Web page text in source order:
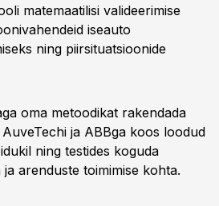
matemaatilisi valideerimise
iseauto
ning piirsituatsioonide
oma metoodikat rakendada
ja ABBga koos loodud
ning testides koguda
arenduste toimimise kohta.